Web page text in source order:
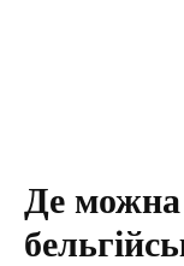
Де можна